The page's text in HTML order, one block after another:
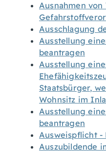
Ausnahmen
Ausschlagung
Ausstellung
beantragen
Ausstellung
Staatsbürger,
Wohnsitz im
Ausstellung
beantragen
Ausweispflicht -
Auszubildende